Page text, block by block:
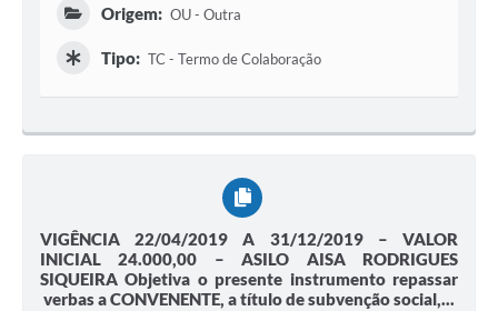
Origem: OU - Outra
Tipo: TC - Termo de Colaboração
VIGÊNCIA 22/04/2019 A 31/12/2019 – VALOR
INICIAL 24.000,00 – ASILO AISA RODRIGUES
SIQUEIRA Objetiva o presente instrumento repassar
verbas a CONVENENTE, a título de subvenção social,...